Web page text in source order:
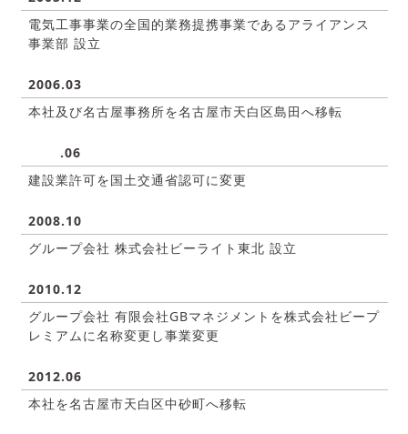
電気工事事業の全国的業務提携事業であるアライアンス
事業部 設立
2006.03
本社及び名古屋事務所を名古屋市天白区島田へ移転
.06
建設業許可を国土交通省認可に変更
2008.10
グループ会社 株式会社ビーライト東北 設立
2010.12
グループ会社 有限会社GBマネジメントを株式会社ビープ
レミアムに名称変更し事業変更
2012.06
本社を名古屋市天白区中砂町へ移転